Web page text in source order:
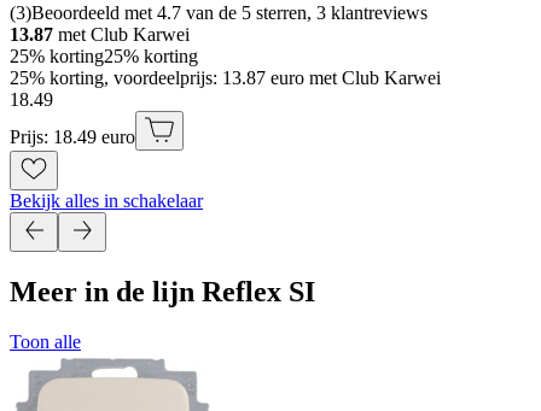
(3)Beoordeeld met 4.7 van de 5 sterren, 3 klantreviews
13.87 met Club Karwei
25% korting25% korting
25% korting, voordeelprijs: 13.87 euro met Club Karwei
18.49
Prijs: 18.49 euro
Bekijk alles in schakelaar
Meer in de lijn Reflex SI
Toon alle